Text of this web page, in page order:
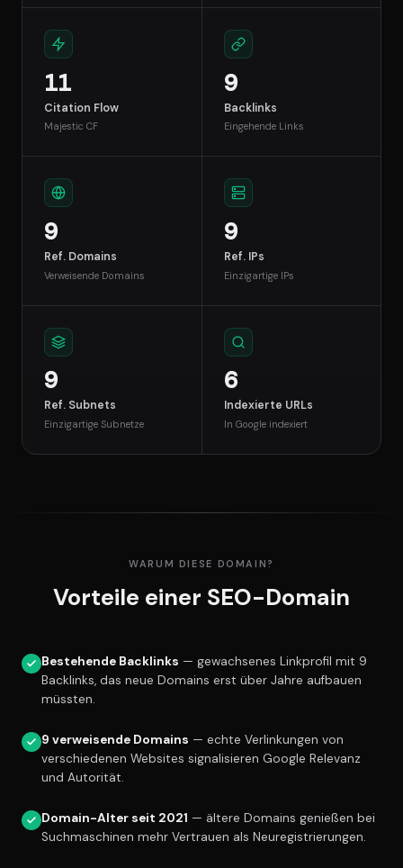
11
Citation Flow
Majestic CF
9
Backlinks
Eingehende Links
9
Ref. Domains
Verweisende Domains
9
Ref. IPs
Einzigartige IPs
9
Ref. Subnets
Einzigartige Subnetze
6
Indexierte URLs
In Google indexiert
WARUM DIESE DOMAIN?
Vorteile einer SEO-Domain
Bestehende Backlinks — gewachsenes Linkprofil mit 9
Backlinks, das neue Domains erst über Jahre aufbauen
müssten.
9 verweisende Domains — echte Verlinkungen von
verschiedenen Websites signalisieren Google Relevanz
und Autorität.
Domain-Alter seit 2021 — ältere Domains genießen bei
Suchmaschinen mehr Vertrauen als Neuregistrierungen.